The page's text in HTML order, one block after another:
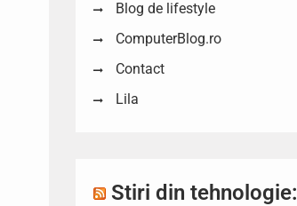
Blog de lifestyle
ComputerBlog.ro
Contact
Lila
Stiri din tehnologie: